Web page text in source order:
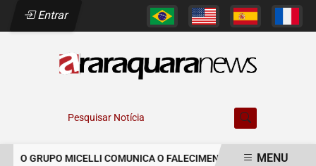
Entrar
Pesquisar Notícia
O GRUPO MICELLI COMUNICA O FALECIMENTO DO SR. MARCELO
MENU